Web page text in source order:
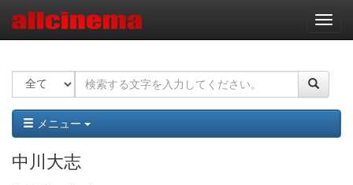
ナ
ビ
ー
ョ
ン
メニュー
中川大志